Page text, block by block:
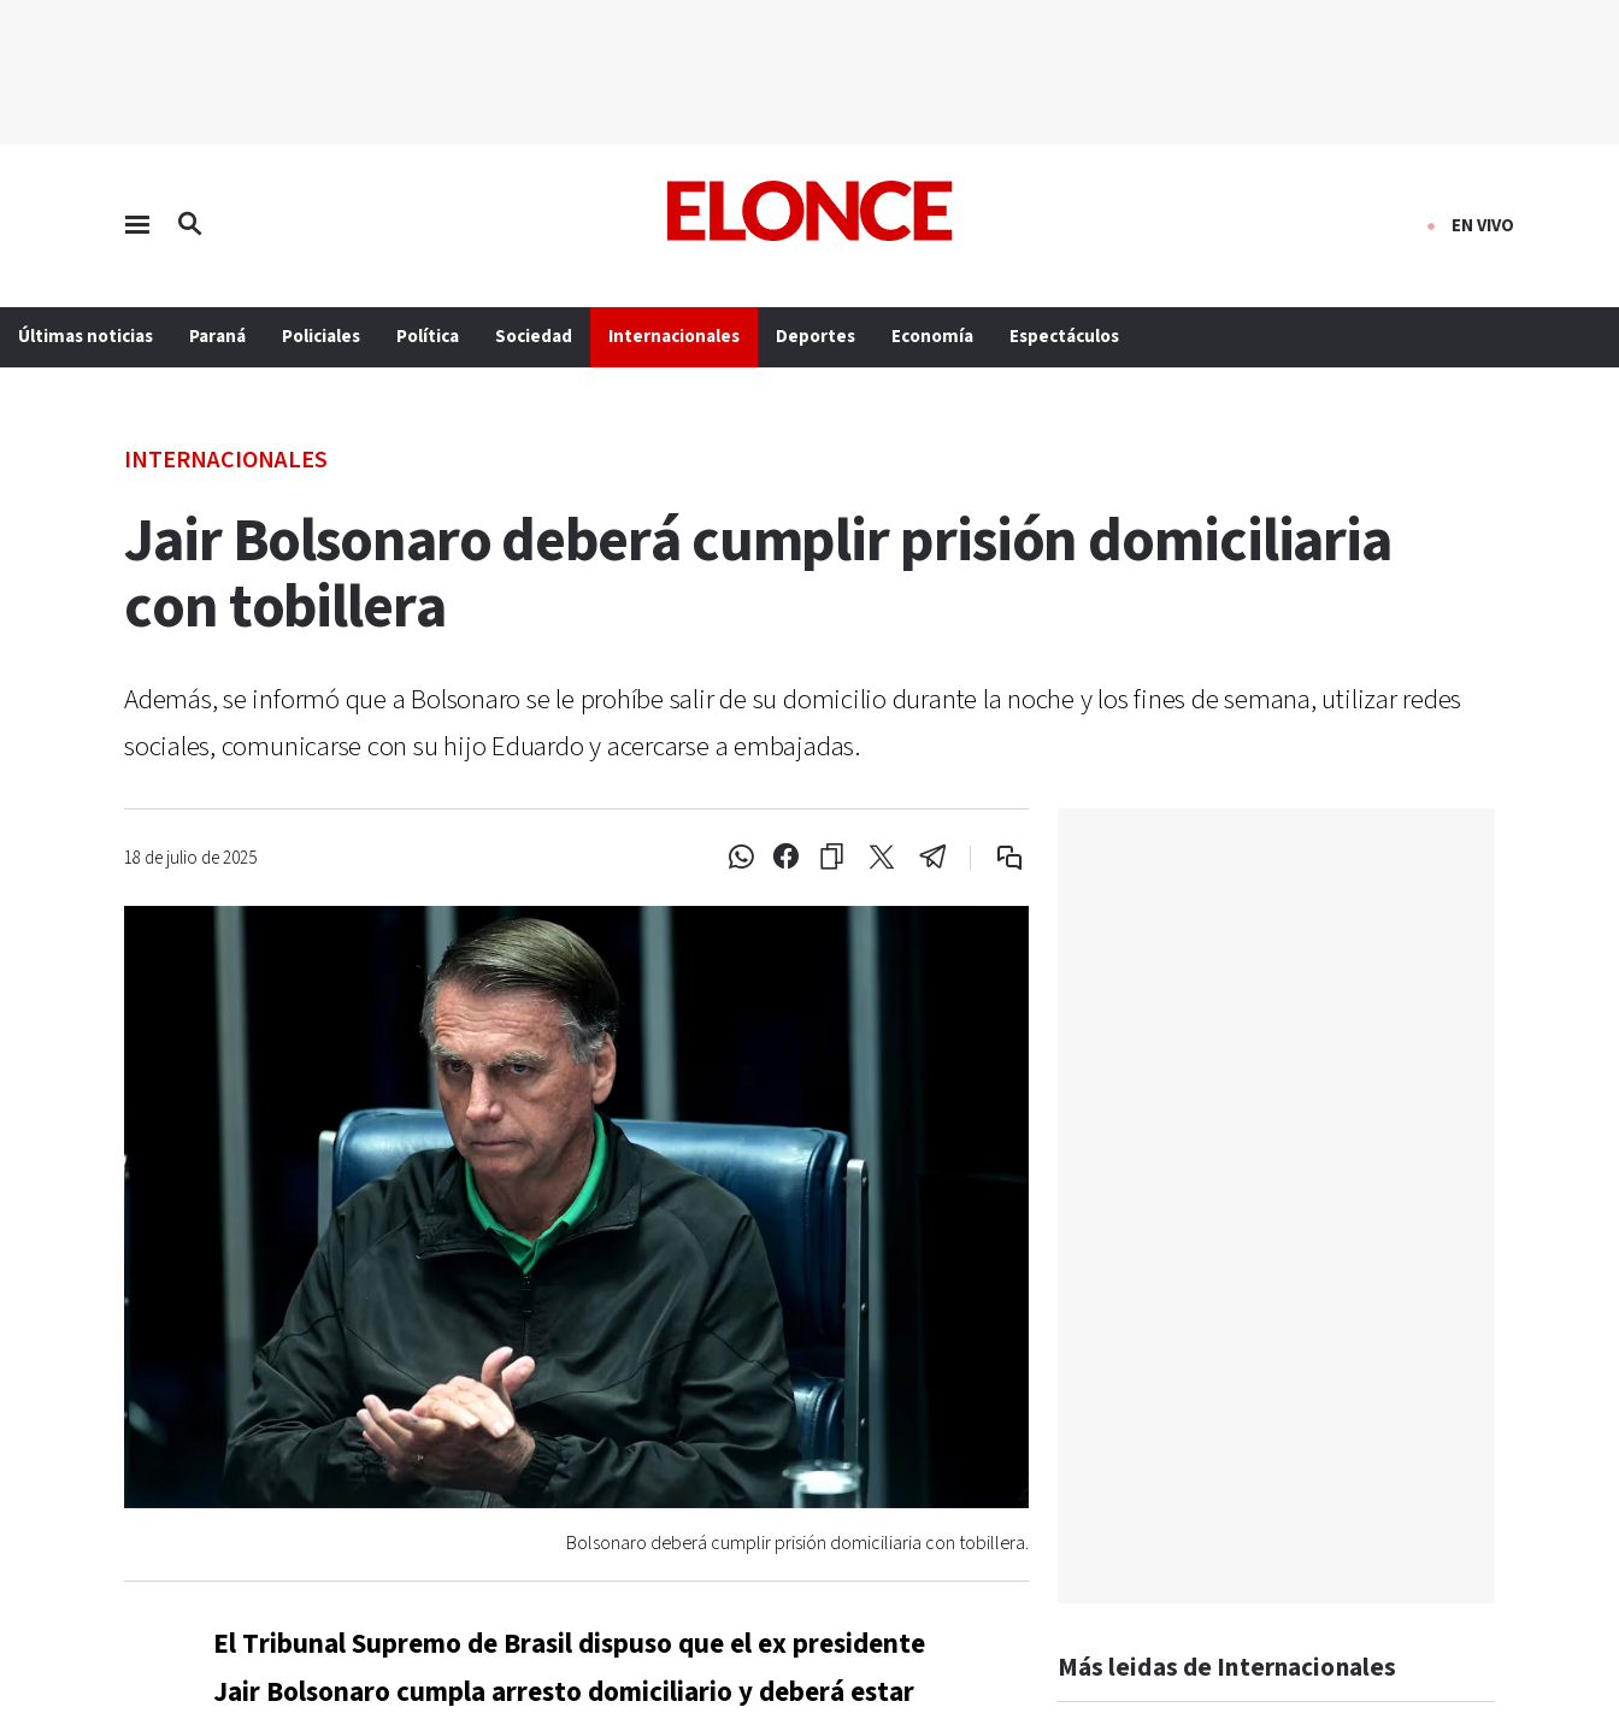
EN VIVO
Últimas noticias Paraná Policiales Política Sociedad Internacionales Deportes Economía Espectáculos
INTERNACIONALES
Jair Bolsonaro deberá cumplir prisión domiciliaria
con tobillera
Además, se informó que a Bolsonaro se le prohíbe salir de su domicilio durante la noche y los fines de semana, utilizar redes
sociales, comunicarse con su hijo Eduardo y acercarse a embajadas.
18 de julio de 2025
Bolsonaro deberá cumplir prisión domiciliaria con tobillera.
El Tribunal Supremo de Brasil dispuso que el ex presidente
Jair Bolsonaro cumpla arresto domiciliario y deberá estar
Más leidas de Internacionales